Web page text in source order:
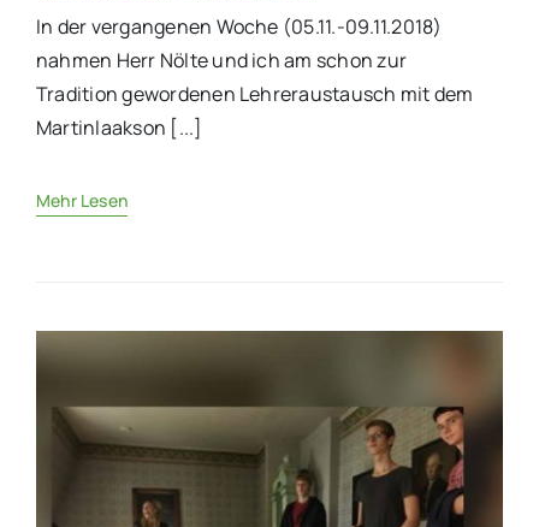
In der vergangenen Woche (05.11.-09.11.2018)
nahmen Herr Nölte und ich am schon zur
Tradition gewordenen Lehreraustausch mit dem
Martinlaakson [...]
Mehr Lesen